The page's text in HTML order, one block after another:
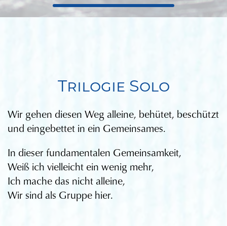
Trilogie Solo
Wir gehen diesen Weg alleine, behütet, beschützt
und eingebettet in ein Gemeinsames.
In dieser fundamentalen Gemeinsamkeit,
Weiß ich vielleicht ein wenig mehr,
Ich mache das nicht alleine,
Wir sind als Gruppe hier.